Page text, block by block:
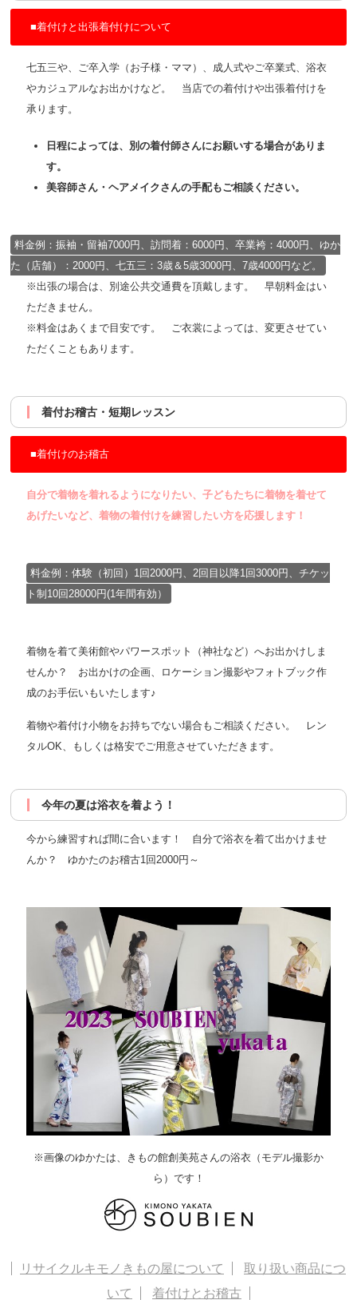
■着付けと出張着付けについて
七五三や、ご卒入学（お子様・ママ）、成人式やご卒業式、浴衣
やカジュアルなお出かけなど。 当店での着付けや出張着付けを
承ります。
日程によっては、別の着付師さんにお願いする場合がありま
す。
美容師さん・ヘアメイクさんの手配もご相談ください。
料金例：振袖・留袖7000円、訪問着：6000円、卒業袴：4000円、ゆか
た（店舗）：2000円、七五三：3歳＆5歳3000円、7歳4000円など。
※出張の場合は、別途公共交通費を頂戴します。 早朝料金はい
ただきません。
※料金はあくまで目安です。 ご衣裳によっては、変更させてい
ただくこともあります。
着付お稽古・短期レッスン
■着付けのお稽古
自分で着物を着れるようになりたい、子どもたちに着物を着せて
あげたいなど、着物の着付けを練習したい方を応援します！
料金例：体験（初回）1回2000円、2回目以降1回3000円、チケッ
ト制10回28000円(1年間有効）
着物を着て美術館やパワースポット（神社など）へお出かけしま
せんか？ お出かけの企画、ロケーション撮影やフォトブック作
成のお手伝いもいたします♪
着物や着付け小物をお持ちでない場合もご相談ください。 レン
タルOK、もしくは格安でご用意させていただきます。
今年の夏は浴衣を着よう！
今から練習すれば間に合います！ 自分で浴衣を着て出かけませ
んか？ ゆかたのお稽古1回2000円～
※画像のゆかたは、きもの館創美苑さんの浴衣（モデル撮影か
ら）です！
リサイクルキモノきもの屋について
取り扱い商品につ
いて
着付けとお稽古